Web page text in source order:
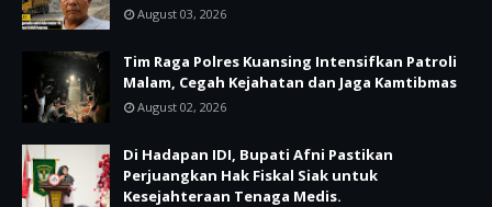
August 03, 2026
Tim Raga Polres Kuansing Intensifkan Patroli
Malam, Cegah Kejahatan dan Jaga Kamtibmas
August 02, 2026
Di Hadapan IDI, Bupati Afni Pastikan
Perjuangkan Hak Fiskal Siak untuk
Kesejahteraan Tenaga Medis.